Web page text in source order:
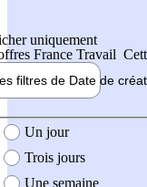
uniquement
France Travail
filtres de Date de
création de l'offre
Un jour
Trois jours
Une semaine